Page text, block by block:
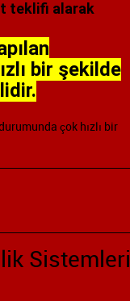
teklifi alarak
bir şekilde
çok hızlı bir
Sistemleri